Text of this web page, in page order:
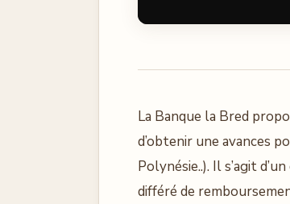
La Banque la Bred
d’obtenir une avances
Polynésie..). Il s’agit
différé de